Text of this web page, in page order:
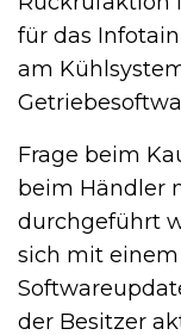
für das
am
Frage beim
beim Händler
durchgeführt
sich mit
der Besitzer